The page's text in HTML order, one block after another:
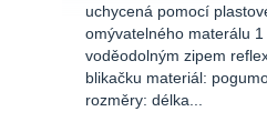
uchycená pomocí
omývatelného materálu 1
voděodolným zipem
blikačku materiál:
rozměry: délka...